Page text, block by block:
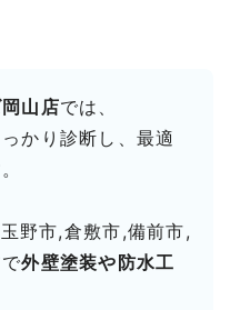
山店では、
かり診断し、最適
野市,倉敷市,備前市,
外壁塗装や防水工